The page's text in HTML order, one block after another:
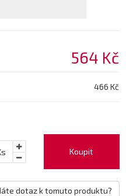
564 Kč
466 Kč
Koupit
dotaz k tomuto produktu?